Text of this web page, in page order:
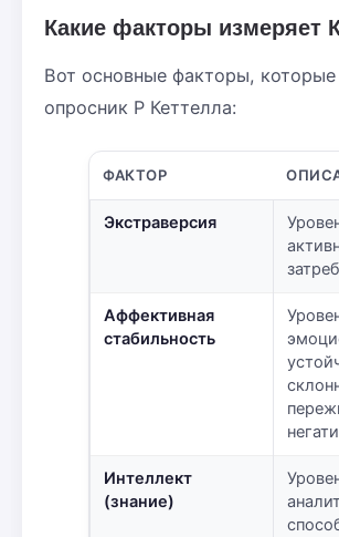
Какие факторы измеряет
Вот основные факторы, которые
опросник Р Кеттелла:
ФАКТОР
Экстраверсия
Аффективная
стабильность
Интеллект
(знание)